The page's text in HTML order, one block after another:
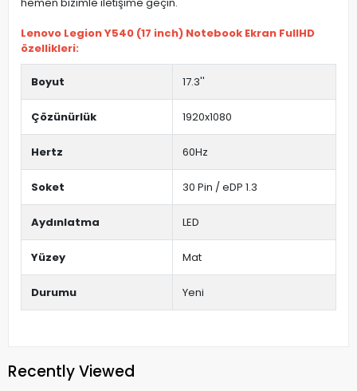
Lenovo Legion Y540 (17 inch) Notebook Ekran FullHD
özellikleri:
Boyut 17.3''
Çözünürlük 1920x1080
Hertz 60Hz
Soket 30 Pin / eDP 1.3
Aydınlatma LED
Yüzey Mat
Durumu Yeni
Recently Viewed